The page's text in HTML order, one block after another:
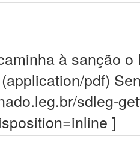
à sanção
(application/pdf)
sdleg-
]